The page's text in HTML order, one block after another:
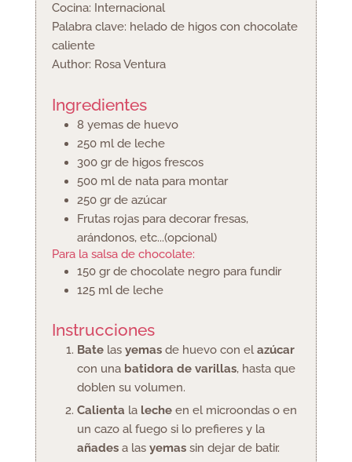
Cocina: Internacional
Palabra clave: helado de higos con chocolate
caliente
Author: Rosa Ventura
Ingredientes
8 yemas de huevo
250 ml de leche
300 gr de higos frescos
500 ml de nata para montar
250 gr de azúcar
Frutas rojas para decorar fresas,
arándonos, etc...(opcional)
Para la salsa de chocolate:
150 gr de chocolate negro para fundir
125 ml de leche
Instrucciones
Bate las yemas de huevo con elazúcar
con una batidora de varillas, hasta que
doblen su volumen.
Calienta la leche en el microondas o en
un cazo al fuego si lo prefieres y la
añades a las yemas sin dejar de batir.